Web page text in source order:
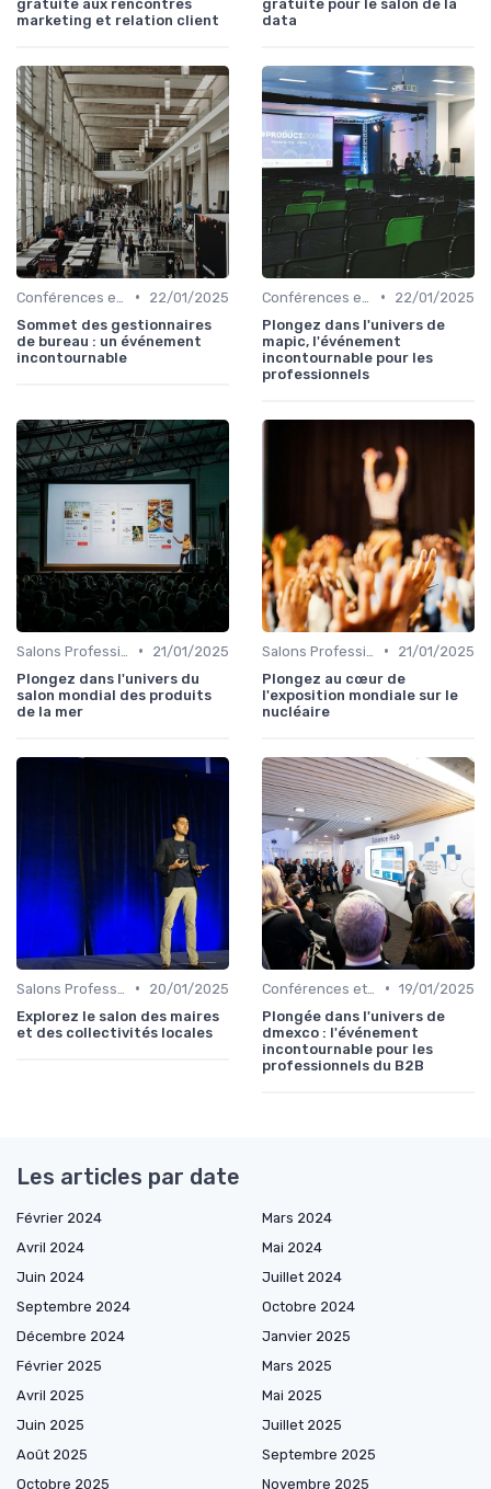
gratuite aux rencontres
marketing et relation client
gratuite pour le salon de la
data
•
22/01/2025
Sommet des gestionnaires
de bureau : un événement
incontournable
•
22/01/2025
Plongez dans l'univers de
mapic, l'événement
incontournable pour les
professionnels
•
21/01/2025
Plongez dans l'univers du
salon mondial des produits
de la mer
•
21/01/2025
Plongez au cœur de
l'exposition mondiale sur le
nucléaire
•
20/01/2025
Explorez le salon des maires
et des collectivités locales
• 19/01/2025
Plongée dans l'univers de
dmexco : l'événement
incontournable pour les
professionnels du B2B
Les articles par date
Février 2024
Mars 2024
Avril 2024
Mai 2024
Juin 2024
Juillet 2024
Septembre 2024
Octobre 2024
Décembre 2024
Janvier 2025
Février 2025
Mars 2025
Avril 2025
Mai 2025
Juin 2025
Juillet 2025
Août 2025
Septembre 2025
Octobre 2025
Novembre 2025